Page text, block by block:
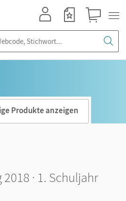
Produkte anzeigen
· 1. Schuljahr